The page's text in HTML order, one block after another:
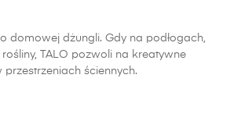
domowej dżungli. Gdy na podłogach,
TALO pozwoli na kreatywne
ściennych.